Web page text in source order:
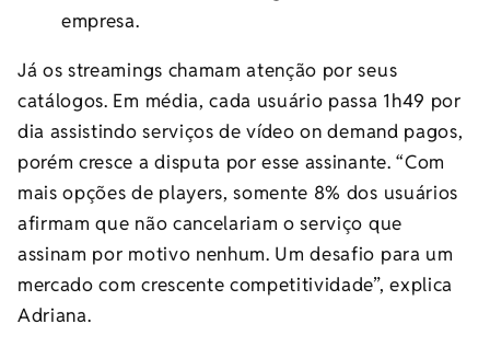
empresa.
Já os streamings chamam atenção por seus
catálogos. Em média, cada usuário passa 1h49 por
dia assistindo serviços de vídeo on demand pagos,
porém cresce a disputa por esse assinante. “Com
mais opções de players, somente 8% dos usuários
afirmam que não cancelariam o serviço que
assinam por motivo nenhum. Um desafio para um
mercado com crescente competitividade”, explica
Adriana.